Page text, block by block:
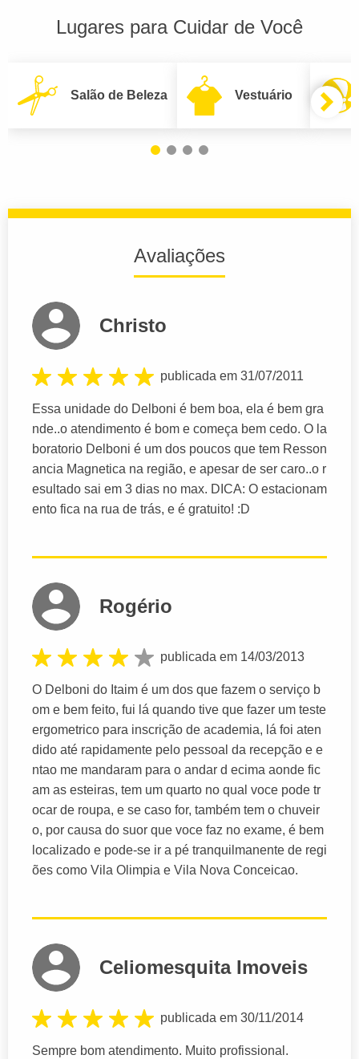
Lugares para Cuidar de Você
Salão de Beleza Vestuário
Avaliações
Christo
publicada em 31/07/2011
Essa unidade do Delboni é bem boa, ela é bem gra
nde..o atendimento é bom e começa bem cedo. O la
boratorio Delboni é um dos poucos que tem Resson
ancia Magnetica na região, e apesar de ser caro..o r
esultado sai em 3 dias no max. DICA: O estacionam
ento fica na rua de trás, e é gratuito! :D
Rogério
publicada em 14/03/2013
O Delboni do Itaim é um dos que fazem o serviço b
om e bem feito, fui lá quando tive que fazer um teste
ergometrico para inscrição de academia, lá foi aten
dido até rapidamente pelo pessoal da recepção e e
ntao me mandaram para o andar d ecima aonde fic
am as esteiras, tem um quarto no qual voce pode tr
ocar de roupa, e se caso for, também tem o chuveir
o, por causa do suor que voce faz no exame, é bem
localizado e pode-se ir a pé tranquilmanente de regi
ões como Vila Olimpia e Vila Nova Conceicao.
Celiomesquita Imoveis
publicada em 30/11/2014
Sempre bom atendimento. Muito profissional.